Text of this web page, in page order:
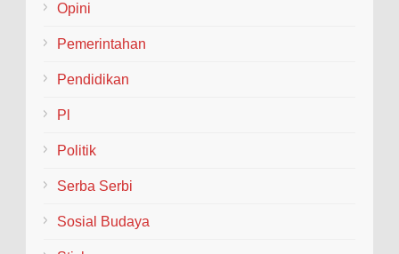
Opini
Pemerintahan
Pendidikan
Pl
Politik
Serba Serbi
Sosial Budaya